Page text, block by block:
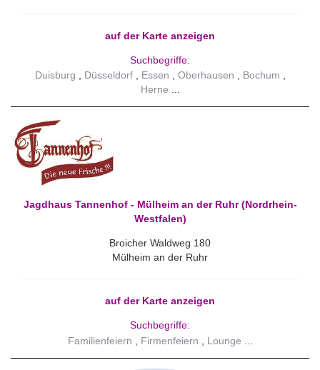
auf der Karte anzeigen
Suchbegriffe:
Duisburg
Düsseldorf Essen Oberhausen
Bochum
Herne
Jagdhaus Tannenhof - Mülheim an der Ruhr (Nordrhein-
Westfalen)
Broicher Waldweg 180
Mülheim an der Ruhr
auf der Karte anzeigen
Suchbegriffe:
Familienfeiern
Firmenfeiern Lounge